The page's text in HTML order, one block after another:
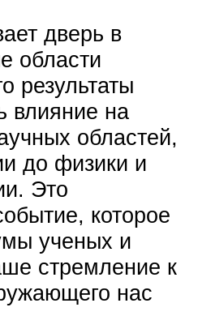
дверь в
области
результаты
влияние на
областей,
до физики и
Это
которое
ученых и
стремление к
нас